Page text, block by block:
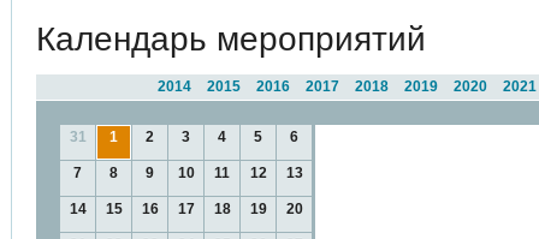
Календарь мероприятий
2021
2020
2019
2018
2017
2016
2015
2014
31 1 2 3 4 5 6
7 8 9 10 11 12 13
14 15 16 17 18 19 20